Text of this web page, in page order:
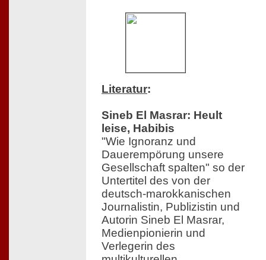
Literatur:
Sineb El Masrar: Heult
leise, Habibis
"Wie Ignoranz und
Dauerempörung unsere
Gesellschaft spalten" so der
Untertitel des von der
deutsch-marokkanischen
Journalistin, Publizistin und
Autorin Sineb El Masrar,
Medienpionierin und
Verlegerin des